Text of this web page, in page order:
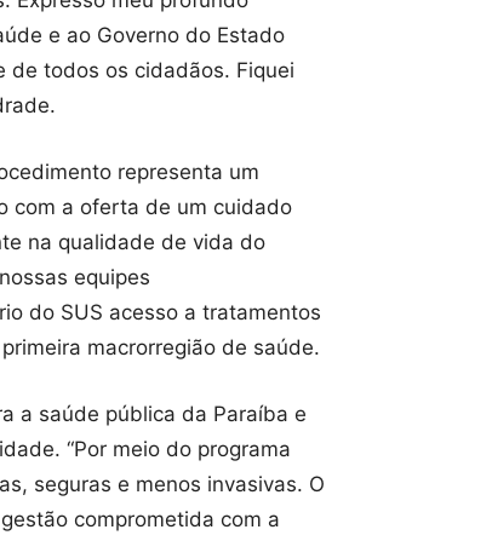
e ao Governo do Estado
de todos os cidadãos. Fiquei
representa um
com a oferta de um cuidado
na qualidade de vida do
equipes
do SUS acesso a tratamentos
macrorregião de saúde.
a saúde pública da Paraíba e
“Por meio do programa
seguras e menos invasivas. O
comprometida com a